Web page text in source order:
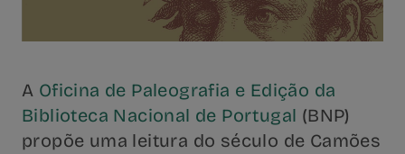
A Oficina de Paleografia e Edição da
Biblioteca Nacional de Portugal (BNP)
propõe uma leitura do século de Camões